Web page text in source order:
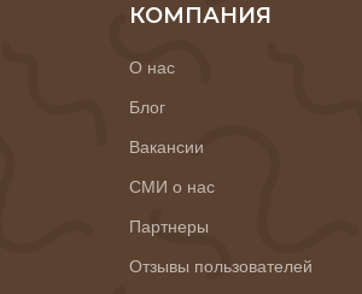
КОМПАНИЯ
О нас
Блог
Вакансии
СМИ о нас
Партнеры
Отзывы пользователей